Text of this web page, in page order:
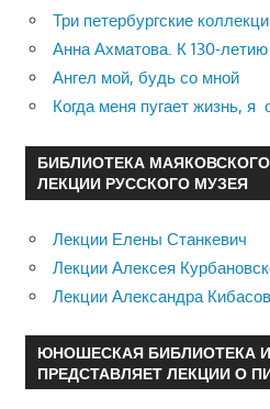
Три петербургские
Анна Ахматова. К 130-
Ангел мой, будь со мной
Когда меня пугает жизнь,
БИБЛИОТЕКА
ЛЕКЦИИ РУССКОГО МУЗЕЯ
Лекции Елены Станкевич
Лекции Алексея
Лекции Александра
ЮНОШЕСКАЯ БИБЛИОТЕКА
ПРЕДСТАВЛЯЕТ ЛЕКЦИИ О